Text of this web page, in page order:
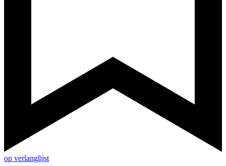
op verlanglijst